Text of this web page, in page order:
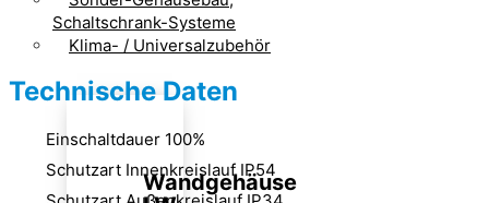
Schaltschrank-Systeme
Klima- / Universalzubehör
Wandgehäuse
Technische Daten
Einschaltdauer 100%
Schutzart Innenkreislauf IP54